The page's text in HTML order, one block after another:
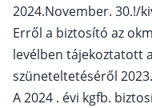
2024.November. 30.!/
Erről a biztosító az
levélben tájekoztatott
szüneteltetéséről
A 2024 . évi kgfb.